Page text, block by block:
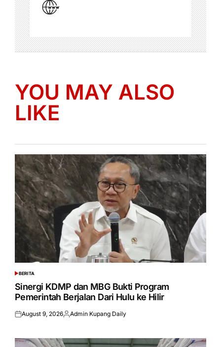
YOU MAY ALSO
LIKE
POSTED
IN
BERITA
Sinergi KDMP dan MBG Bukti Program
Pemerintah Berjalan Dari Hulu ke Hilir
Posted
August 9, 2026Posted
Admin Kupang Daily